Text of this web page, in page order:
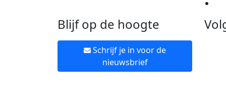
Blijf op de hoogte
Schrijf je in voor de
nieuwsbrief